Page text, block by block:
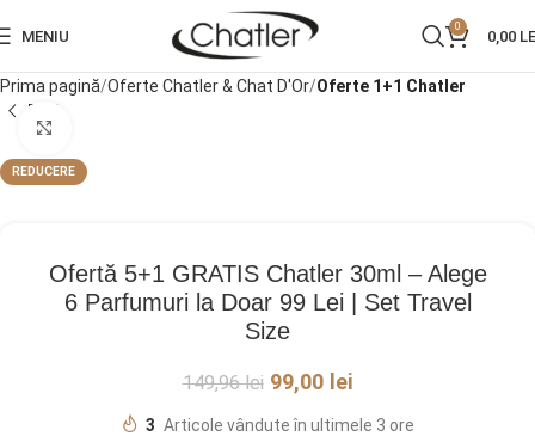
MENIU
0
0,00
Prima pagină Oferte Chatler & Chat D'Or Oferte 1+1 Chatler
REDUCERE
Ofertă 5+1 GRATIS Chatler 30ml – Alege
6 Parfumuri la Doar 99 Lei | Set Travel
Size
149,96lei 99,00 lei
3 Articole vândute în ultimele 3 ore